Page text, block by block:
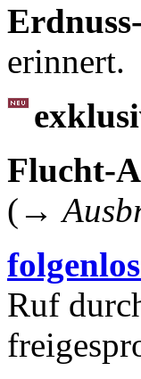
erinnert.
Flucht-
(→
Ruf